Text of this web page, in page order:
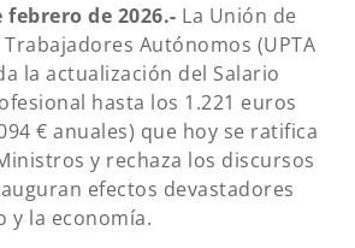
febrero de 2026.- La Unión de
Autónomos (UPTA
la actualización del Salario
hasta los 1.221 euros
€ anuales) que hoy se ratifica
y rechaza los discursos
efectos devastadores
y la economía.